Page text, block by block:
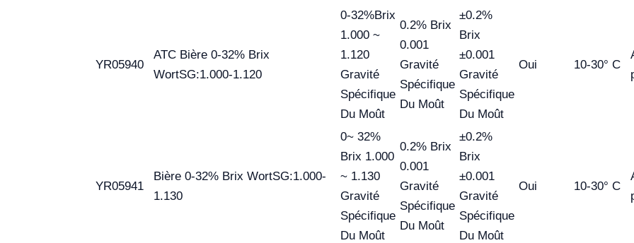
YR05940
ATC Bière 0-32% Brix
WortSG:1.000-1.120
0-32%Brix
1.000 ~
1.120
Gravité
Spécifique
Du Moût
0.2% Brix
0.001
Gravité
Spécifique
Du Moût
±0.2%
Brix
±0.001
Gravité
Spécifique
Du Moût
Oui 10-30° C
YR05941
Bière 0-32% Brix WortSG:1.000-
1.130
0~ 32%
Brix 1.000
~ 1.130
Gravité
Spécifique
Du Moût
0.2% Brix
0.001
Gravité
Spécifique
Du Moût
±0.2%
Brix
±0.001
Gravité
Spécifique
Du Moût
Oui 10-30° C